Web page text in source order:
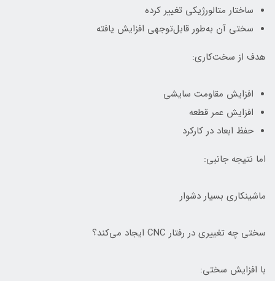
ساختار متالورژیکی تغییر کرده
سختی آن به‌طور قابل‌توجهی افزایش یافته
هدف از سخت‌کاری:
افزایش مقاومت سایشی
افزایش عمر قطعه
حفظ ابعاد در کارکرد
اما نتیجه جانبی:
ماشینکاری بسیار دشوار
سختی چه تغییری در رفتار CNC ایجاد می‌کند؟
با افزایش سختی: